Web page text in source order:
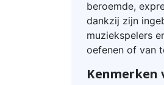
beroemde,
dankzij zijn
muziekspelers
oefenen of van
Kenmerken